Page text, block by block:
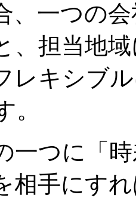
一つの
、担当地
レキシブ
。
つに「
相手にす